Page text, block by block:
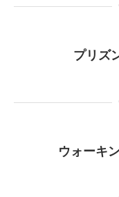
プリズ
ウォーキ